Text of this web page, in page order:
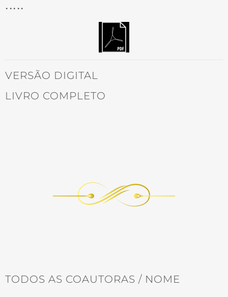
VERSÃO DIGITAL
LIVRO COMPLETO
TODOS AS COAUTORAS / NOME